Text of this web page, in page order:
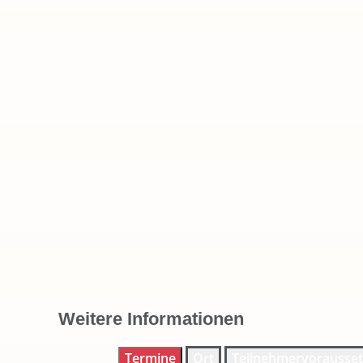
Weitere Informationen
Termine